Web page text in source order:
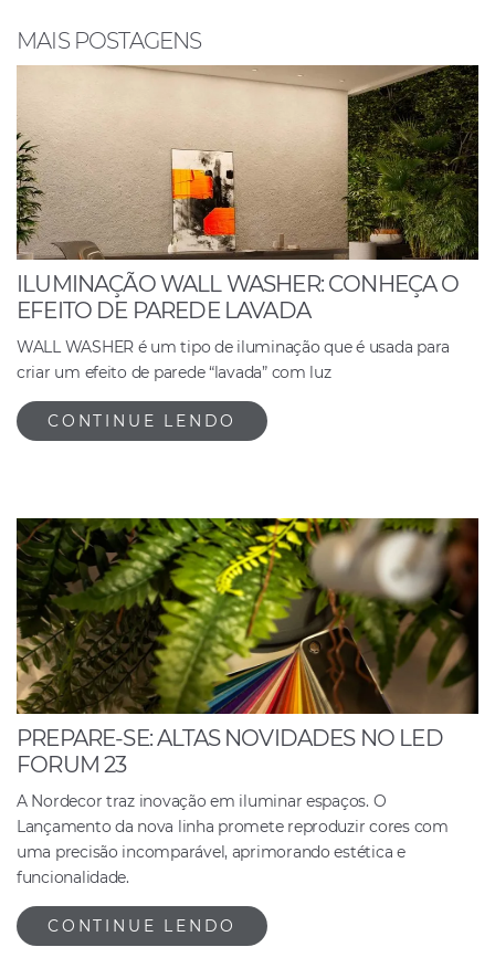
o
k
p
MAIS POSTAGENS
ILUMINAÇÃO WALL WASHER: CONHEÇA O
EFEITO DE PAREDE LAVADA
WALL WASHER é um tipo de iluminação que é usada para
criar um efeito de parede “lavada” com luz
CONTINUE LENDO
PREPARE-SE: ALTAS NOVIDADES NO LED
FORUM 23
A Nordecor traz inovação em iluminar espaços. O
Lançamento da nova linha promete reproduzir cores com
uma precisão incomparável, aprimorando estética e
funcionalidade.
CONTINUE LENDO